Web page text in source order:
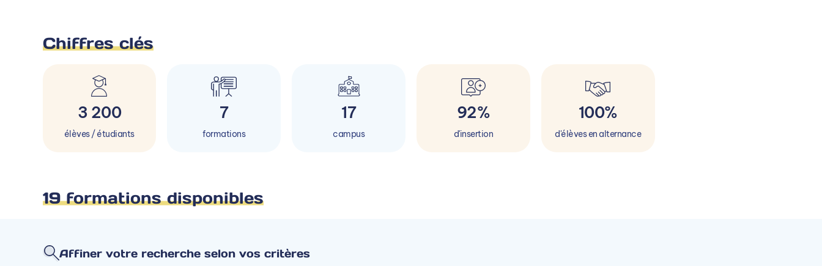
Chiffres clés
3 200
élèves / étudiants
7
formations
17
campus
92%
d'insertion
100%
d'élèves en alternance
19 formations disponibles
Affiner votre recherche selon vos critères